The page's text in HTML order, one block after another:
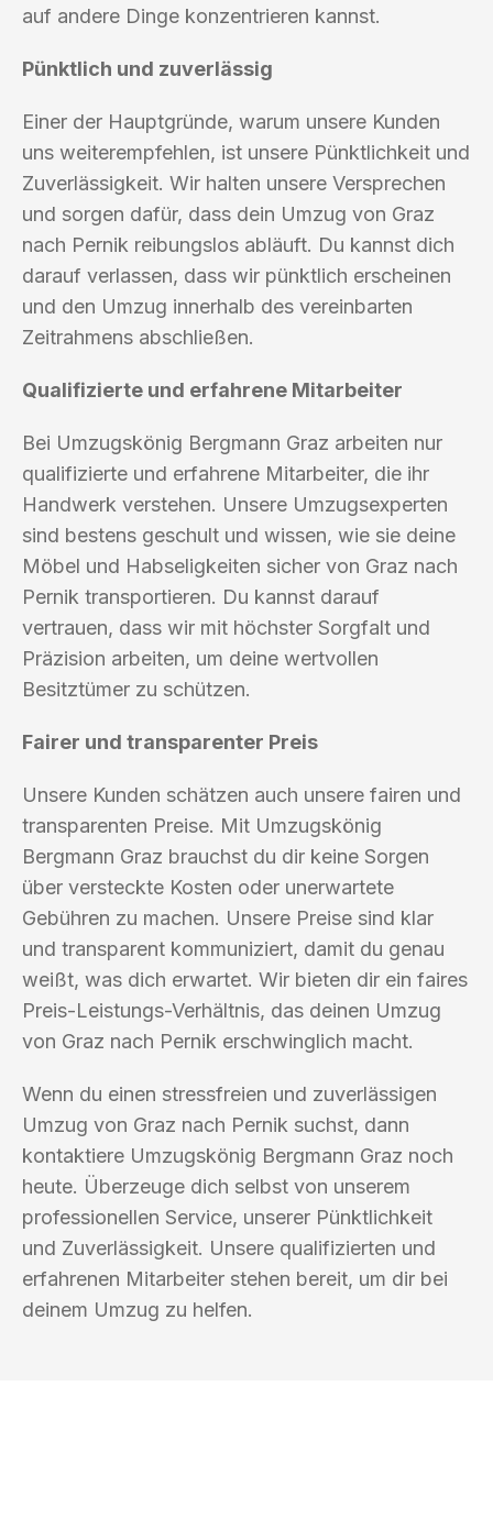
auf andere Dinge konzentrieren kannst.
Pünktlich und zuverlässig
Einer der Hauptgründe, warum unsere Kunden
uns weiterempfehlen, ist unsere Pünktlichkeit und
Zuverlässigkeit. Wir halten unsere Versprechen
und sorgen dafür, dass dein Umzug von Graz
nach Pernik reibungslos abläuft. Du kannst dich
darauf verlassen, dass wir pünktlich erscheinen
und den Umzug innerhalb des vereinbarten
Zeitrahmens abschließen.
Qualifizierte und erfahrene Mitarbeiter
Bei Umzugskönig Bergmann Graz arbeiten nur
qualifizierte und erfahrene Mitarbeiter, die ihr
Handwerk verstehen. Unsere Umzugsexperten
sind bestens geschult und wissen, wie sie deine
Möbel und Habseligkeiten sicher von Graz nach
Pernik transportieren. Du kannst darauf
vertrauen, dass wir mit höchster Sorgfalt und
Präzision arbeiten, um deine wertvollen
Besitztümer zu schützen.
Fairer und transparenter Preis
Unsere Kunden schätzen auch unsere fairen und
transparenten Preise. Mit Umzugskönig
Bergmann Graz brauchst du dir keine Sorgen
über versteckte Kosten oder unerwartete
Gebühren zu machen. Unsere Preise sind klar
und transparent kommuniziert, damit du genau
weißt, was dich erwartet. Wir bieten dir ein faires
Preis-Leistungs-Verhältnis, das deinen Umzug
von Graz nach Pernik erschwinglich macht.
Wenn du einen stressfreien und zuverlässigen
Umzug von Graz nach Pernik suchst, dann
kontaktiere Umzugskönig Bergmann Graz noch
heute. Überzeuge dich selbst von unserem
professionellen Service, unserer Pünktlichkeit
und Zuverlässigkeit. Unsere qualifizierten und
erfahrenen Mitarbeiter stehen bereit, um dir bei
deinem Umzug zu helfen.